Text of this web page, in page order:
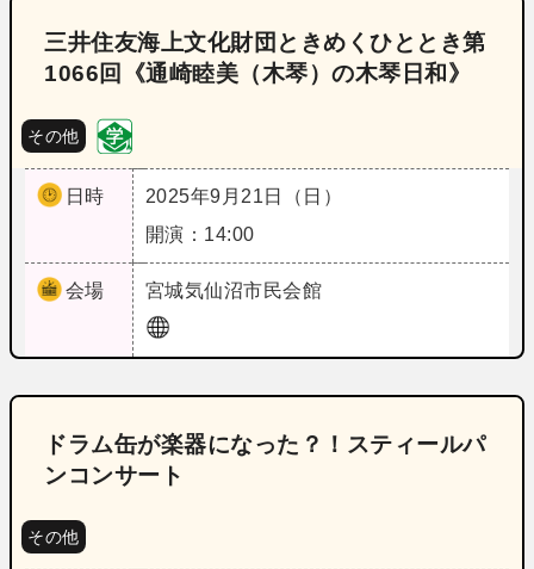
三井住友海上文化財団ときめくひととき第
1066回《通崎睦美（木琴）の木琴日和》
その他
日時
2025年9月21日（日）
開演：14:00
会場 宮城気仙沼市民会館
ドラム缶が楽器になった？！スティールパ
ンコンサート
その他